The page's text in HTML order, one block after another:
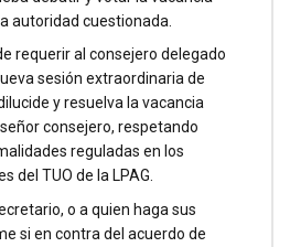
autoridad cuestionada.
requerir al consejero delegado
sesión extraordinaria de
y resuelva la vacancia
consejero, respetando
reguladas en los
del TUO de la LPAG.
o a quien haga sus
si en contra del acuerdo de